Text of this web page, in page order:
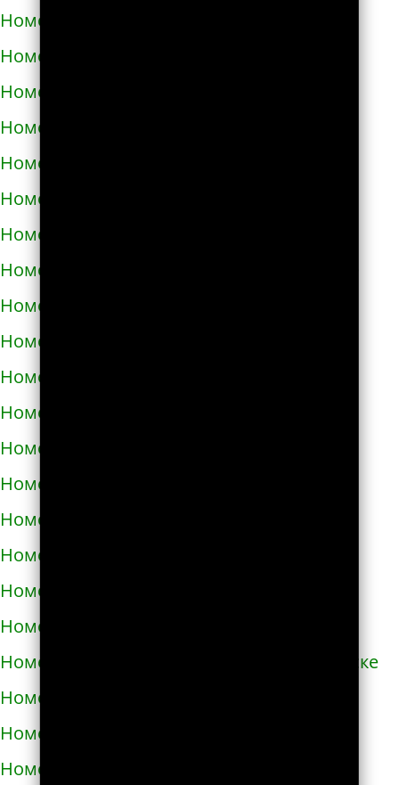
Номера телефонов такси в Харькове
Номера телефонов такси в Херсоне
Номера телефонов такси в Хмельнике
Номера телефонов такси в Хмельницком
Номера телефонов такси в Хороле
Номера телефонов такси в Христиновке
Номера телефонов такси в Хусте
Номера телефонов такси в Червонограде
Номера телефонов такси в Черкассах
Номера телефонов такси в Чернигове
Номера телефонов такси в Черновцах
Номера телефонов такси в Черноморске
Номера телефонов такси в Чорткове
Номера телефонов такси в Чугуеве
Номера телефонов такси в Шепетовке
Номера телефонов такси в Шостке
Номера телефонов такси в Шполе
Номера телефонов такси в Энергодаре
Номера телефонов такси в Южноукраинске
Номера телефонов такси в Яворове
Номера телефонов такси в Яготине
Номера телефонов такси в Абазе